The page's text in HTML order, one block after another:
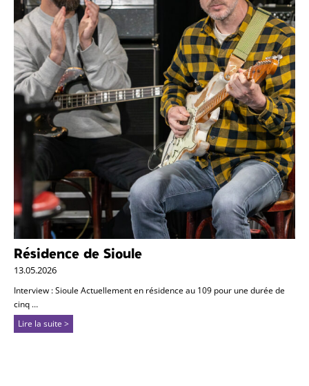
Résidence de Sioule
13.05.2026
Interview : Sioule Actuellement en résidence au 109 pour une durée de
cinq …
Lire la suite >